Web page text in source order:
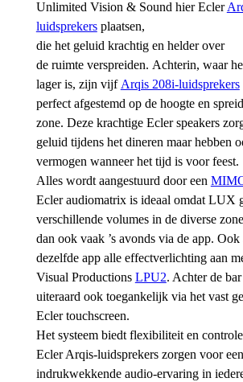
Unlimited Vision & Sound hier Ecler
luidsprekersplaatsen,
die het geluid krachtig en helder over
de ruimte verspreiden. Achterin, waar
lager is, zijn vijf Arqis 208i-luidsprekers
perfect afgestemd op de hoogte en
zone. Deze krachtige Ecler speakers
geluid tijdens het dineren maar hebben
vermogen wanneer het tijd is voor feest.
Alles wordt aangestuurd door een
Ecler audiomatrix is ideaal omdat LUX
verschillende volumes in de diverse
dan ook vaak ’s avonds via de app. Ook
dezelfde app alle effectverlichting aan
Visual Productions LPU2. Achter de
uiteraard ook toegankelijk via het vast
Ecler touchscreen.
Het systeem biedt flexibiliteit en
Ecler Arqis-luidsprekers zorgen voor een
indrukwekkende audio-ervaring in